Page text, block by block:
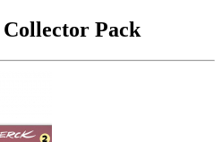
Collector Pack